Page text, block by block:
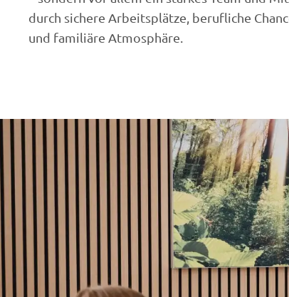
durch sichere Arbeitsplätze, berufliche
und familiäre Atmosphäre.